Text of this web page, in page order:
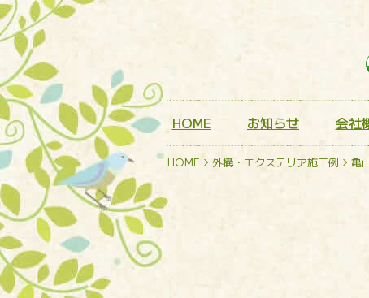
HOME お知らせ 会社
HOME 外構・エクステリア施工例 亀